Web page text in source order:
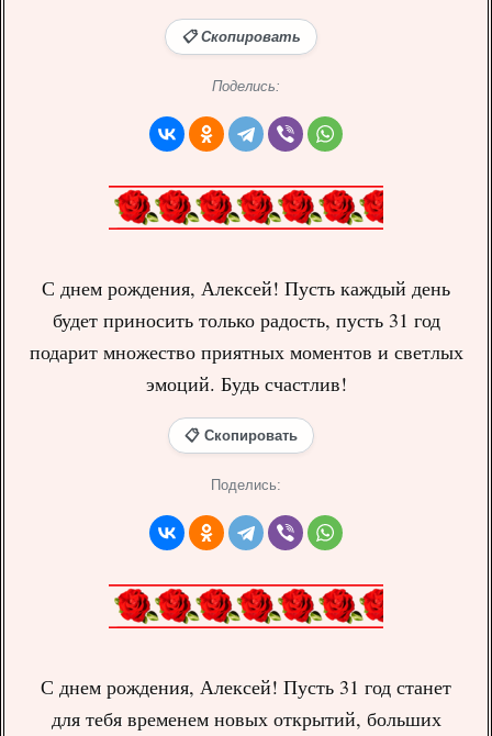
📋 Скопировать
Поделись:
С днем рождения, Алексей! Пусть каждый день
будет приносить только радость, пусть 31 год
подарит множество приятных моментов и светлых
эмоций. Будь счастлив!
📋 Скопировать
Поделись:
С днем рождения, Алексей! Пусть 31 год станет
для тебя временем новых открытий, больших